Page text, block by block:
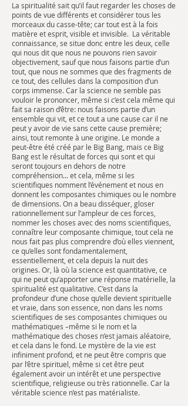
La spiritualité sait qu’il faut regarder les choses de
points de vue différents et considérer tous les
morceaux du casse-tête; car tout est à la fois
matière et esprit, visible et invisible. La véritable
connaissance, se situe donc entre les deux, celle
qui nous dit que nous ne pouvons rien savoir
objectivement, sauf que nous faisons partie d’un
tout, que nous ne sommes que des fragments de
ce tout, des cellules dans la composition d’un
corps immense. Car la science ne semble pas
vouloir le prononcer, même si c’est cela même qui
fait sa raison d’être: nous faisons partie d’un
ensemble qui vit, et ce tout a une cause car il ne
peut y avoir de vie sans cette cause première;
ainsi, tout remonte à une origine. Le monde a
peut-être été créé par le Big Bang, mais ce Big
Bang est le résultat de forces qui sont et qui
seront toujours en dehors de notre
compréhension... et cela, même si les
scientifiques nomment l’événement et nous en
donnent les composantes chimiques ou le nombre
de dimensions. On a beau disséquer, gloser
rationnellement sur l’ampleur de ces forces,
nommer les choses avec des noms scientifiques,
connaître leur composante chimique, tout cela ne
nous fait pas plus comprendre d’où elles viennent,
ce qu’elles sont fondamentalement,
essentiellement, et cela depuis la nuit des
origines. Or, là où la science est quantitative, ce
qui ne peut qu’apporter une réponse matérielle, la
spiritualité est qualitative. C’est dans la
profondeur d’une chose qu’elle devient spirituelle
et vraie, dans son essence, non dans les noms
scientifiques de ses composantes chimiques ou
mathématiques –même si le nom et la
mathématique des choses n’est jamais aléatoire,
et cela dans le fond. Le mystère de la vie est
infiniment profond, et ne peut être compris que
par l’être spirituel, même si cet être peut
également avoir un intérêt et une perspective
scientifique, religieuse ou très rationnelle. Car la
véritable science n’est pas matérialiste.